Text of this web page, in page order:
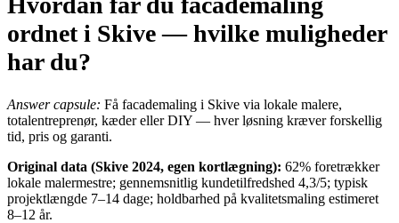
ordnet i Skive — hvilke muligheder
har du?
Answer capsule: Få facademaling i Skive via lokale malere,
totalentreprenør, kæder eller DIY — hver løsning kræver forskellig
tid, pris og garanti.
Original data (Skive 2024, egen kortlægning): 62% foretrækker
lokale malermestre; gennemsnitlig kundetilfredshed 4,3/5; typisk
projektlængde 7–14 dage; holdbarhed på kvalitetsmaling estimeret
8–12 år.